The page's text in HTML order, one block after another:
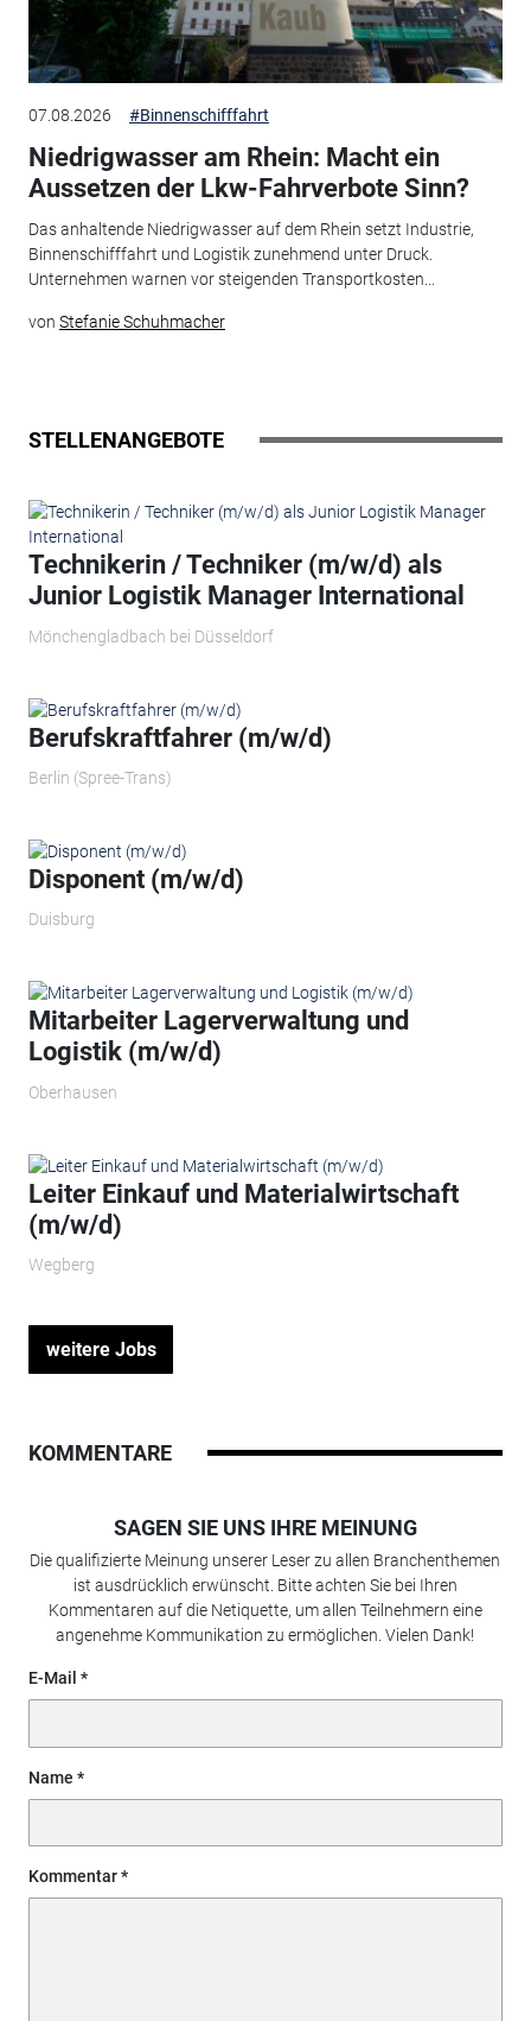
07.08.2026 #Binnenschifffahrt
Niedrigwasser am Rhein: Macht ein
Aussetzen der Lkw-Fahrverbote Sinn?
Das anhaltende Niedrigwasser auf dem Rhein setzt Industrie,
Binnenschifffahrt und Logistik zunehmend unter Druck.
Unternehmen warnen vor steigenden Transportkosten...
von Stefanie Schuhmacher
STELLENANGEBOTE
Technikerin / Techniker (m/w/d) als
Junior Logistik Manager International
Mönchengladbach bei Düsseldorf
Berufskraftfahrer (m/w/d)
Berlin (Spree-Trans)
Disponent (m/w/d)
Duisburg
Mitarbeiter Lagerverwaltung und
Logistik (m/w/d)
Oberhausen
Leiter Einkauf und Materialwirtschaft
(m/w/d)
Wegberg
weitere Jobs
KOMMENTARE
SAGEN SIE UNS IHRE MEINUNG
Die qualifizierte Meinung unserer Leser zu allen Branchenthemen
ist ausdrücklich erwünscht. Bitte achten Sie bei Ihren
Kommentaren auf die Netiquette, um allen Teilnehmern eine
angenehme Kommunikation zu ermöglichen. Vielen Dank!
E-Mail
Name
Kommentar